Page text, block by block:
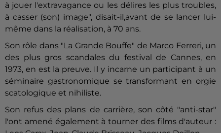
à jouer l'extravagance ou les délires les plus troubles,
à casser (son) image", disait-il,avant de se lancer lui-
même dans la réalisation, à 70 ans.
Son rôle dans "La Grande Bouffe" de Marco Ferreri, un
des plus gros scandales du festival de Cannes, en
1973, en est la preuve. Il y incarne un participant à un
séminaire gastronomique se transformant en orgie
scatologique et nihiliste.
Son refus des plans de carrière, son côté "anti-star"
l'ont amené également à tourner des films d'auteur :